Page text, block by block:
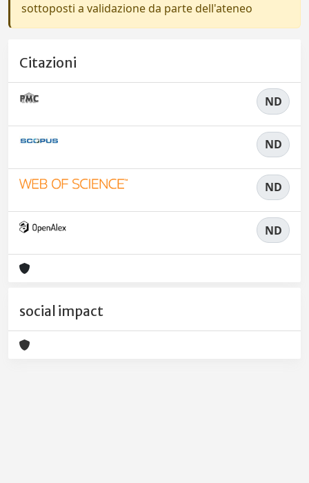
sottoposti a validazione da parte dell'ateneo
Citazioni
ND
ND
ND
ND
social impact